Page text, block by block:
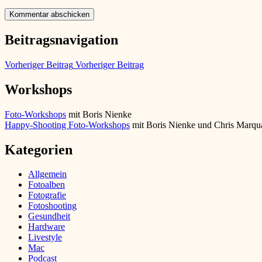
Beitragsnavigation
Vorheriger Beitrag Vorheriger Beitrag
Workshops
Foto-Workshops mit Boris Nienke
Happy-Shooting Foto-Workshops mit Boris Nienke und Chris
Kategorien
Allgemein
Fotoalben
Fotografie
Fotoshooting
Gesundheit
Hardware
Livestyle
Mac
Podcast